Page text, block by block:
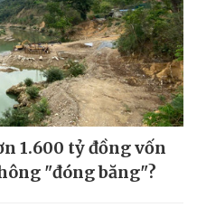
1.600 tỷ đồng vốn
"đóng băng"?